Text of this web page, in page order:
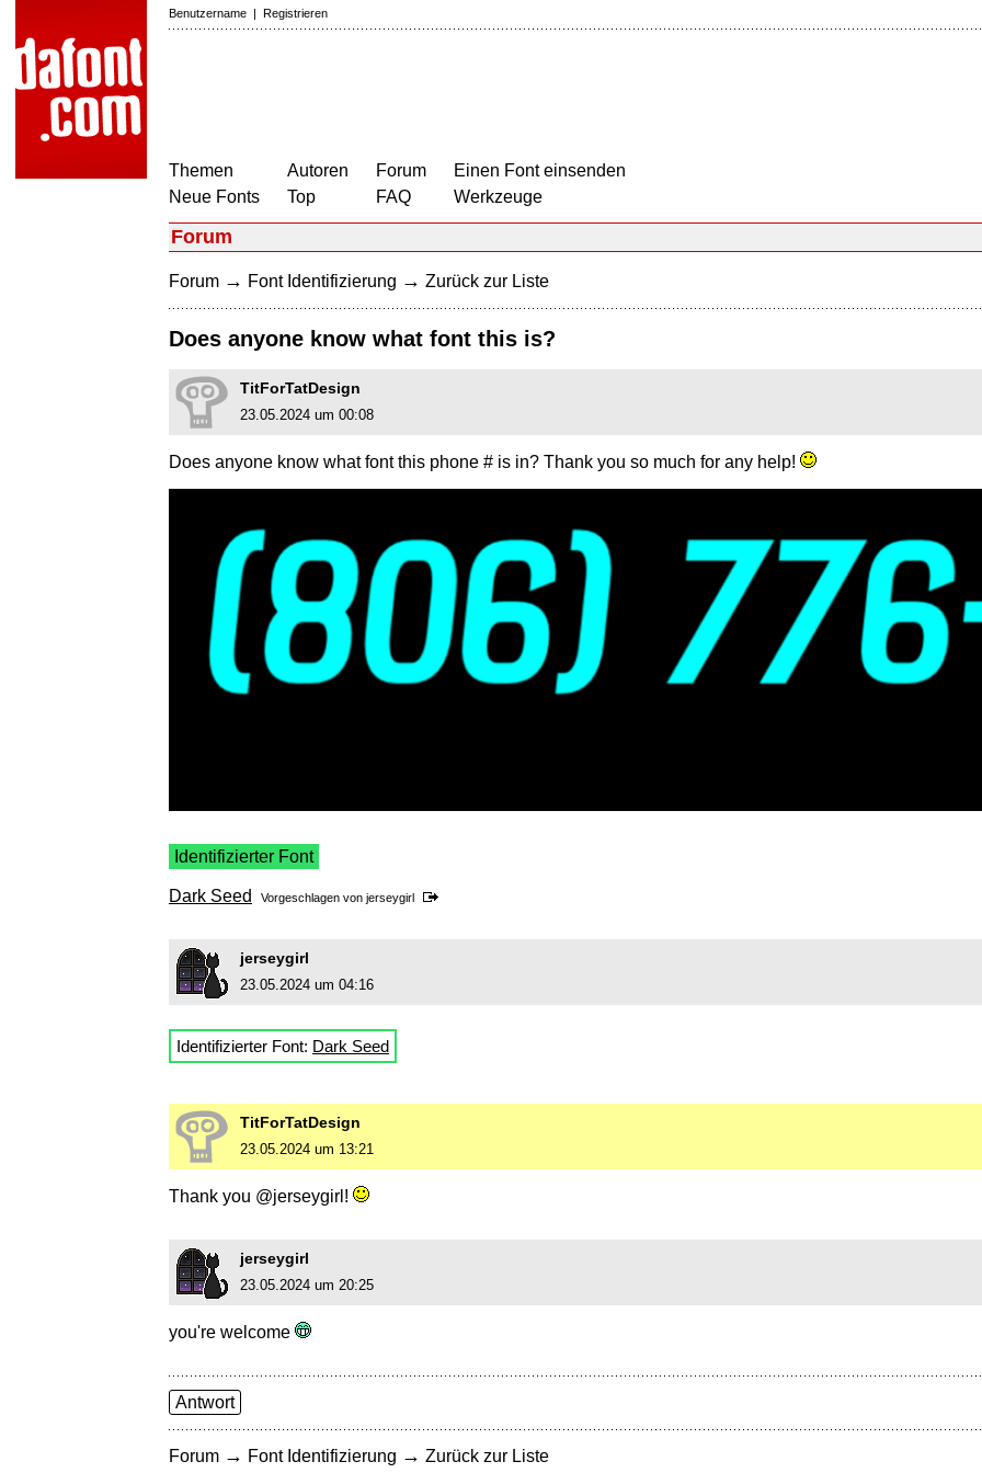
Benutzername | Registrieren
Themen
Neue Fonts
Autoren
Top
Forum
FAQ
Einen Font einsenden
Werkzeuge
Forum
Forum → Font Identifizierung → Zurück zur Liste
Does anyone know what font this is?
TitForTatDesign
23.05.2024 um 00:08
Does anyone know what font this phone # is in? Thank you so much for any help!
Identifizierter Font
Dark Seed Vorgeschlagen von jerseygirl
jerseygirl
23.05.2024 um 04:16
Identifizierter Font: Dark Seed
TitForTatDesign
23.05.2024 um 13:21
Thank you @jerseygirl!
jerseygirl
23.05.2024 um 20:25
you're welcome
Antwort
Forum → Font Identifizierung → Zurück zur Liste